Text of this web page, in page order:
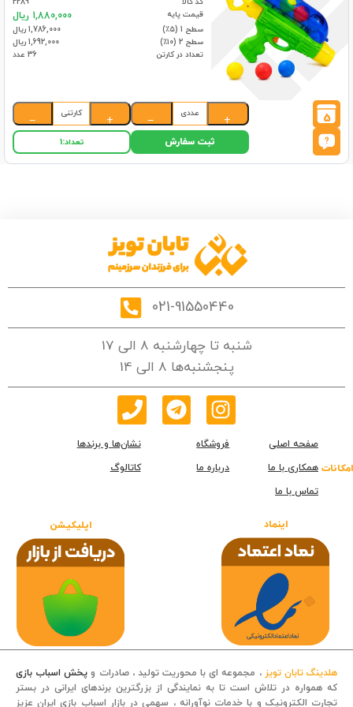
قیمت پایه
1,880,000 ریال
سطح 1 (۵٪)
1,786,000 ریال
سطح 2 (۱۰٪)
1,692,000 ریال
تعداد در کارتن
36 عدد
5
+
عددی
−
+
کارتنی
−
ثبت سفارش تعداد:1
021-91550440
شنبه تا چهارشنبه 8 الی 17
پنجشنبه‌ها 8 الی 14
امکانات
صفحه اصلی فروشگاه
نشان‌ها و برندها
همکاری با ما
درباره ما
کاتالوگ
تماس با ما
اینماد اپلیکیشن
هلدینگ تابان تویز ، مجموعه ای با محوریت تولید ، صادرات و پخش اسباب بازی
که همواره در تلاش است تا به نمایندگی از بزرگترین برندهای ایرانی در بستر
تجارت الکترونیک و با خدمات نوآورانه ، سهمی در بازار اسباب بازی ایران عزیز